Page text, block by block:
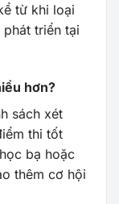
từ khi loại
triển tại
hơn?
sách xét
thi tốt
bạ hoặc
thêm cơ hội